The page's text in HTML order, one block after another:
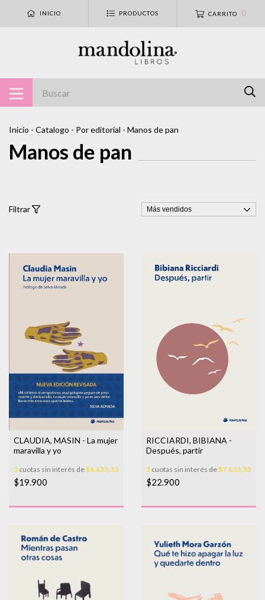
INICIO PRODUCTOS CARRITO 0
Inicio - Catalogo - Por editorial - Manos de pan
Manos de pan
Filtrar
CLAUDIA, MASIN - La mujer
maravilla y yo
3 cuotas sin interés de$6.633,33
$19.900
RICCIARDI, BIBIANA -
Después, partir
3 cuotas sin interés de$7.633,33
$22.900